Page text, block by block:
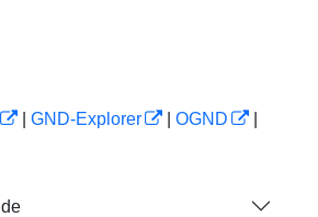
GND-Explorer OGND